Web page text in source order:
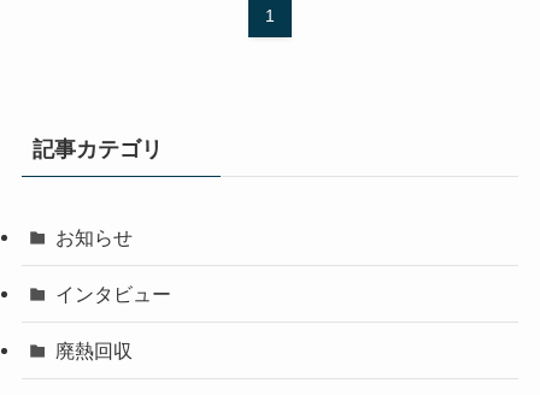
1
記事カテゴリ
お知らせ
インタビュー
廃熱回収